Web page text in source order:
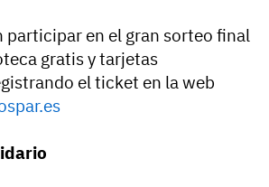
participar en el gran sorteo final
gratis y tarjetas
el ticket en la web